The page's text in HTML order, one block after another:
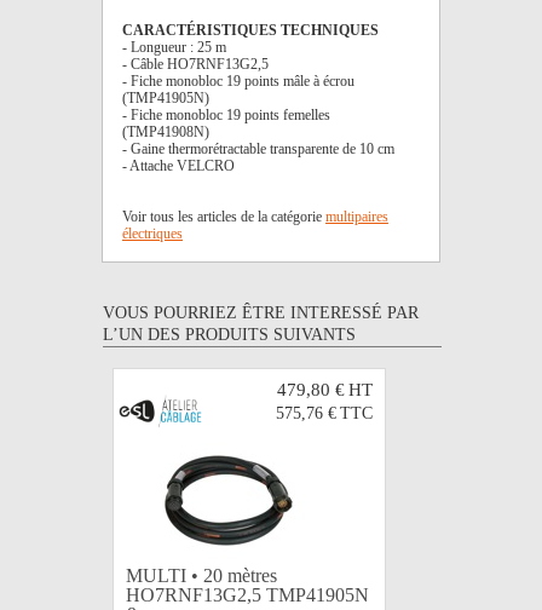
CARACTÉRISTIQUES TECHNIQUES
- Longueur : 25 m
- Câble HO7RNF13G2,5
- Fiche monobloc 19 points mâle à écrou
(TMP41905N)
- Fiche monobloc 19 points femelles
(TMP41908N)
- Gaine thermorétractable transparente de 10 cm
- Attache VELCRO
Voir tous les articles de la catégorie multipaires
électriques
VOUS POURRIEZ ÊTRE INTERESSÉ PAR
L’UN DES PRODUITS SUIVANTS
479,80 €HT
575,76 € TTC
MULTI • 20 mètres
HO7RNF13G2,5 TMP41905N